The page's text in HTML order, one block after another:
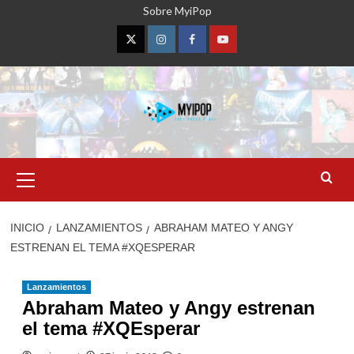
Sobre MyiPop
TwitterInstagramFacebookYouTube
primario
INICIO LANZAMIENTOS
ABRAHAM MATEO Y ANGY
ESTRENAN EL TEMA #XQESPERAR
Lanzamientos
Abraham Mateo y Angy estrenan
el tema #XQEsperar